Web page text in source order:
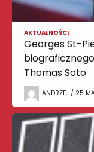
AKTUALNOŚCI
Georges St-
Thomas Soto
ANDRZEJ / 25